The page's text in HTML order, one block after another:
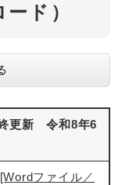
ド）
更新 令和8年6
ファイル／